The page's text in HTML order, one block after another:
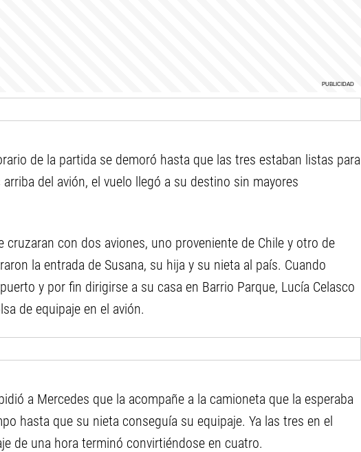
de la partida se demoró hasta que las tres estaban listas para
del avión, el vuelo llegó a su destino sin mayores
cruzaran con dos aviones, uno proveniente de Chile y otro de
la entrada de Susana, su hija y su nieta al país. Cuando
y por fin dirigirse a su casa en Barrio Parque, Lucía Celasco
de equipaje en el avión.
a Mercedes que la acompañe a la camioneta que la esperaba
hasta que su nieta conseguía su equipaje. Ya las tres en el
de una hora terminó convirtiéndose en cuatro.